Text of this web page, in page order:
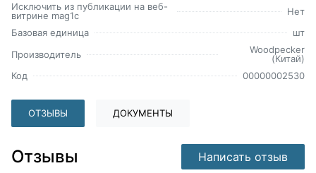
Исключить из публикации на веб-
витрине mag1c
Нет
Базовая единица
шт
Производитель
Woodpecker
(Китай)
Код
00000002530
ОТЗЫВЫ ДОКУМЕНТЫ
Отзывы Написать отзыв